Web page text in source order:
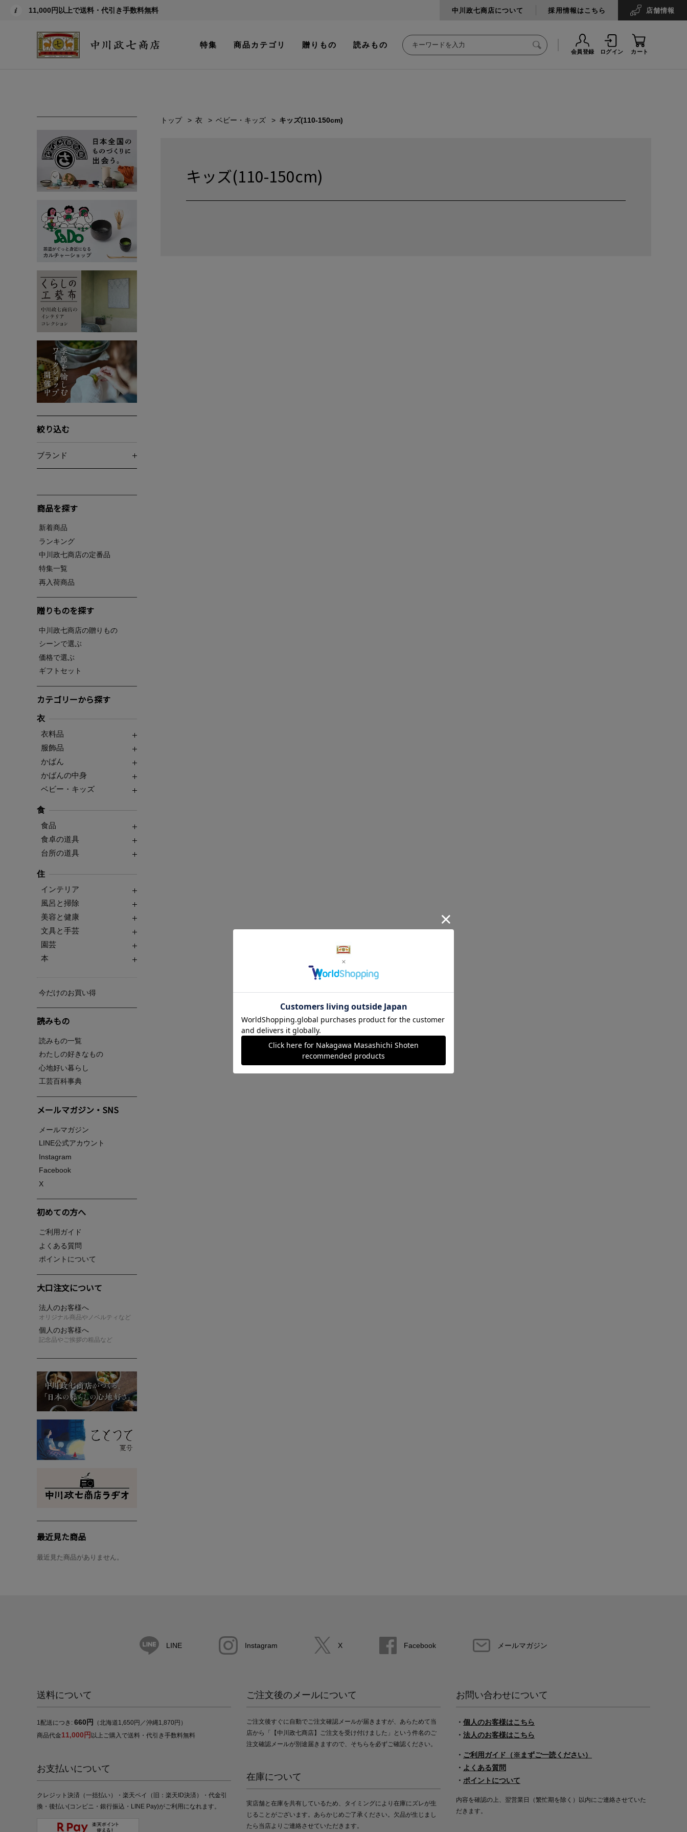
11,000円以上で送料・代引き手数料無料 中川政七商店について 採用情報はこちら 店舗情報
特集 商品カテゴリ 贈りもの 読みもの
会員登録 ログイン カート
絞り込む
ブランド
商品を探す
新着商品
ランキング
中川政七商店の定番品
特集一覧
再入荷商品
贈りものを探す
中川政七商店の贈りもの
シーンで選ぶ
価格で選ぶ
ギフトセット
カテゴリーから探す
衣
衣料品
服飾品
かばん
かばんの中身
ベビー・キッズ
食
食品
食卓の道具
台所の道具
住
インテリア
風呂と掃除
美容と健康
文具と手芸
園芸
本
今だけのお買い得
読みもの
読みもの一覧
わたしの好きなもの
心地好い暮らし
工芸百科事典
メールマガジン・SNS
メールマガジン
LINE公式アカウント
Instagram
Facebook
X
初めての方へ
ご利用ガイド
よくある質問
ポイントについて
大口注文について
法人のお客様へ
オリジナル商品やノベルティなど
個人のお客様へ
記念品やご挨拶の粗品など
最近見た商品
最近見た商品がありません。
トップ 衣 ベビー・キッズ キッズ(110-150cm)
キッズ(110-150cm)
LINE Instagram X Facebook メールマガジン
送料について
1配送につき: 660円
（北海道1,650円／沖縄1,870円）
商品代金11,000円 以上ご購入で送料・代引き手数料無料
お支払いについて
クレジット決済（一括払い）・楽天ペイ（旧：楽天ID決済）・代金引
換・後払い(コンビニ・銀行振込・LINE Pay)がご利用になれます。
ご注文後のメールについて
ご注文後すぐに自動でご注文確認メールが届きますが、あらためて当
店から「【中川政七商店】ご注文を受け付けました」という件名のご
注文確認メールが別途届きますので、そちらを必ずご確認ください。
在庫について
実店舗と在庫を共有しているため、タイミングにより在庫にズレが生
じることがございます。あらかじめご了承ください。欠品が生じまし
たら当店よりご連絡させていただきます。
お問い合わせについて
・ 個人のお客様はこちら
・ 法人のお客様はこちら
・ ご利用ガイド（※まずご一読ください）
・ よくある質問
・ ポイントについて
内容を確認の上、翌営業日（繁忙期を除く）以内にご連絡させていた
だきます。